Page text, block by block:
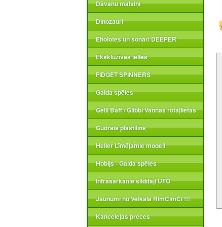
Dāvanu maisiņi
Dinozauri
Eholotes un sonāri DEEPER
Ekskluzīvas lelles
FIDGET SPINNERS
Galda spēles
Gelli Baff / Glibbi Vannas rotaļlietas
Gudrais plastilīns
Heller Līmējamie modeļi
Hobijs - Galda spēles
Infrasarkanie sildītāji UFO
Jaunumi no Veikala RimCimCi !!!
Kancelejas preces